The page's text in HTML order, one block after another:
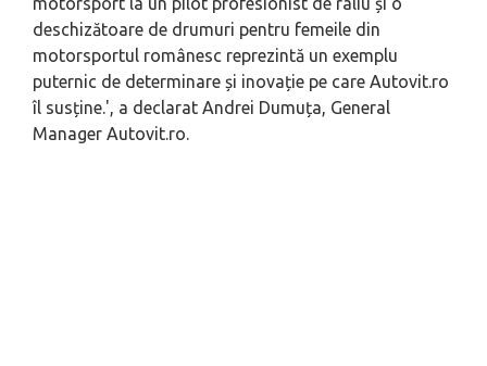
deschizătoare de drumuri pentru femeile din
motorsportul românesc reprezintă un exemplu
puternic de determinare și inovație pe care Autovit.ro
îl susține.', a declarat Andrei Dumuța, General
Manager Autovit.ro.